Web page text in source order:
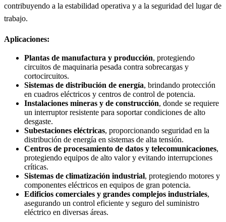
contribuyendo a la estabilidad operativa y a la seguridad del lugar de
trabajo.
Aplicaciones:
Plantas de manufactura y producción, protegiendo
circuitos de maquinaria pesada contra sobrecargas y
cortocircuitos.
Sistemas de distribución de energía, brindando protección
en cuadros eléctricos y centros de control de potencia.
Instalaciones mineras y de construcción, donde se requiere
un interruptor resistente para soportar condiciones de alto
desgaste.
Subestaciones eléctricas, proporcionando seguridad en la
distribución de energía en sistemas de alta tensión.
Centros de procesamiento de datos y telecomunicaciones,
protegiendo equipos de alto valor y evitando interrupciones
críticas.
Sistemas de climatización industrial, protegiendo motores y
componentes eléctricos en equipos de gran potencia.
Edificios comerciales y grandes complejos industriales,
asegurando un control eficiente y seguro del suministro
eléctrico en diversas áreas.